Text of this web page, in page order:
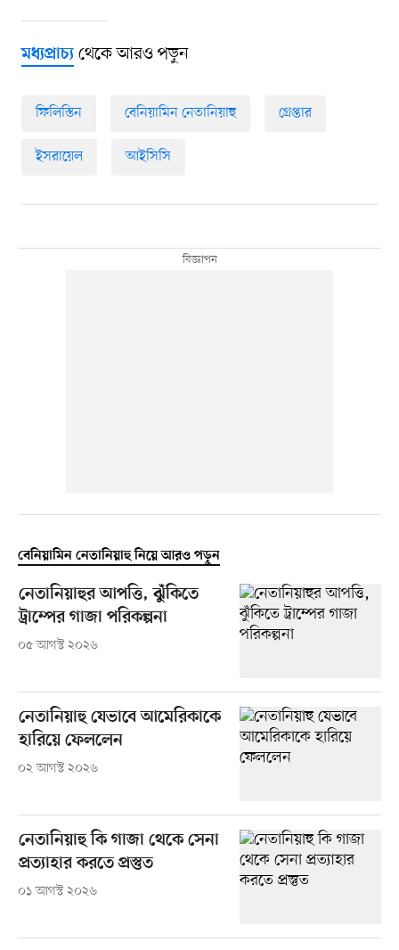
মধ্যপ্রাচ্যথেকে আরও পড়ুন
ফিলিস্তিন বেনিয়ামিন নেতানিয়াহু গ্রেপ্তার
ইসরায়েল আইসিসি
বেনিয়ামিন নেতানিয়াহু নিয়ে আরও পড়ুন
নেতানিয়াহুর আপত্তি, ঝুঁকিতে
ট্রাম্পের গাজা পরিকল্পনা
০৫ আগস্ট ২০২৬
নেতানিয়াহু যেভাবে আমেরিকাকে
হারিয়ে ফেললেন
০২ আগস্ট ২০২৬
নেতানিয়াহু কি গাজা থেকে সেনা
প্রত্যাহার করতে প্রস্তুত
০১ আগস্ট ২০২৬